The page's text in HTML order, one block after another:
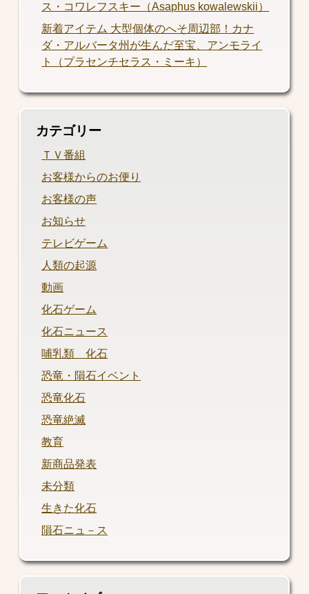
ス・コワレフスキー（Asaphus kowalewskii）
新着アイテム 大型個体のへそ周辺部！カナ
ダ・アルバータ州が生んだ至宝、アンモライ
ト（プラセンチセラス・ミーキ）
カテゴリー
ＴＶ番組
お客様からのお便り
お客様の声
お知らせ
テレビゲーム
人類の起源
動画
化石ゲーム
化石ニュース
哺乳類 化石
恐竜・隕石イベント
恐竜化石
恐竜絶滅
教育
新商品発表
未分類
生きた化石
隕石ニュ－ス